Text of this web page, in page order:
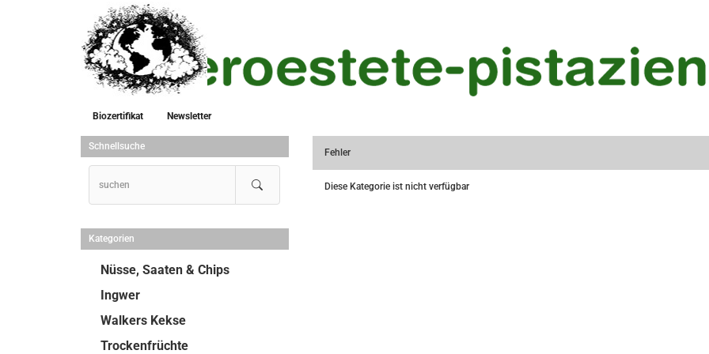
Biozertifikat Newsletter
Fehler
Diese Kategorie ist nicht verfügbar
Schnellsuche
Kategorien
Nüsse, Saaten & Chips
Ingwer
Walkers Kekse
Trockenfrüchte